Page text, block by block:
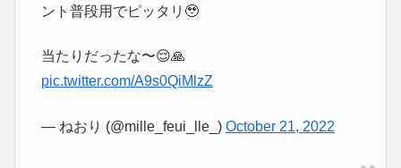
ント普段用でピッタリ🥹
当たりだったな〜😌🙏
pic.twitter.com/A9s0QiMlzZ
— ねおり (@mille_feui_lle_) October 21, 2022